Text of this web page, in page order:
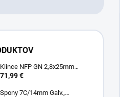
Klince NFP GN 2,8x25mm
RING HDG, 1000ks/box + plyn
71,99 €
Spony 7C/14mm Galv.,